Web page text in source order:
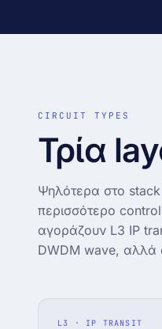
Zero-downtime · την
CIRCUIT TYPES
Τρία
Ψηλότερα στο
περισσότερο
αγοράζουν L3 IP
DWDM wave, αλλά
L3 · IP TRANSIT